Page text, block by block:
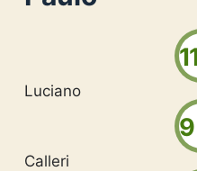
Luciano
9
Calleri